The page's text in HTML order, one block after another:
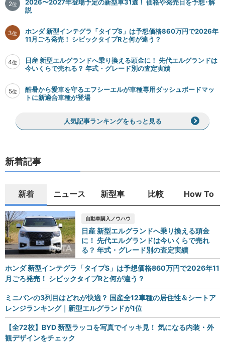
2位
2026〜2027年登場予定の新型車31選！ 価格や発売日を予想･解
説
3位
ホンダ 新型インテグラ「タイプS」は予想価格860万円で2026年
11月ごろ発売！ シビックタイプRと何が違う？
4位
日産 新型エルグランドへ乗り換える頭金に！ 先代エルグランドは
今いくらで売れる？ 年式・グレード別の査定実績
5位
酷暑から愛車を守るエフシーエルが車種専用ダッシュボードマッ
トに新適合車種が登場
人気記事ランキングをもっと見る
新着記事
新着 ニュース 新型車 比較 How To
自動車購入ノウハウ
日産 新型エルグランドへ乗り換える頭金
に！ 先代エルグランドは今いくらで売れ
る？ 年式・グレード別の査定実績
ホンダ 新型インテグラ「タイプS」は予想価格860万円で2026年11
月ごろ発売！ シビックタイプRと何が違う？
ミニバンの3列目はどれが快適？ 国産全12車種の居住性＆シートア
レンジランキング｜新型エルグランドが1位
【全72枚】BYD 新型ラッコを写真でイッキ見！ 気になる内装・外
観デザインをチェック